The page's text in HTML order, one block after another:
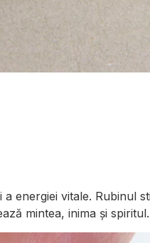
energiei vitale.
mintea, inima și